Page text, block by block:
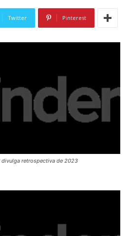
Twitter Pinterest
retrospectiva de 2023